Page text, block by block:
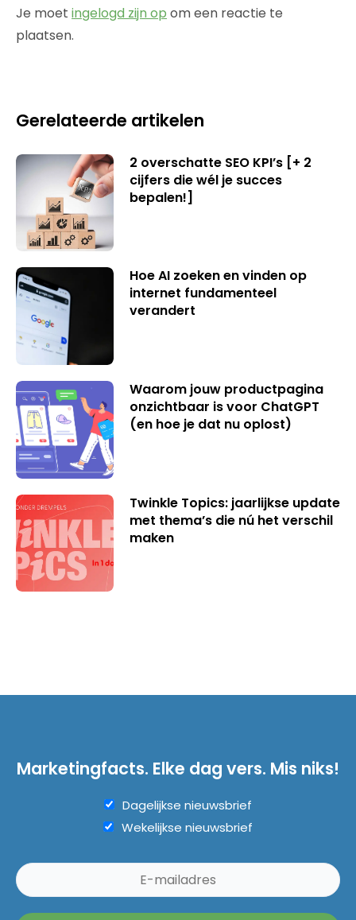
Je moet ingelogd zijn op om een reactie te
plaatsen.
Gerelateerde artikelen
2 overschatte SEO KPI’s [+ 2
cijfers die wél je succes
bepalen!]
Hoe AI zoeken en vinden op
internet fundamenteel
verandert
Waarom jouw productpagina
onzichtbaar is voor ChatGPT
(en hoe je dat nu oplost)
Twinkle Topics: jaarlijkse update
met thema’s die nú het verschil
maken
Marketingfacts. Elke dag vers. Mis niks!
Dagelijkse nieuwsbrief
Wekelijkse nieuwsbrief